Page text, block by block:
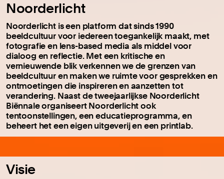
Noorderlicht
Noorderlicht is een platform dat sinds 1990
beeldcultuur voor iedereen toegankelijk maakt, met
fotografie en lens-based media als middel voor
dialoog en reflectie. Met een kritische en
vernieuwende blik verkennen we de grenzen van
beeldcultuur en maken we ruimte voor gesprekken en
ontmoetingen die inspireren en aanzetten tot
verandering. Naast de tweejaarlijkse Noorderlicht
Biënnale organiseert Noorderlicht ook
tentoonstellingen, een educatieprogramma, en
beheert het een eigen uitgeverij en een printlab.
Visie